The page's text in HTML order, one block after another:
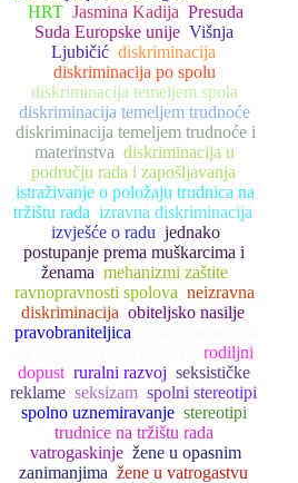
HRT Jasmina Kadija Presuda
Suda Europske unije Višnja
Ljubičić diskriminacija
diskriminacija po spolu
diskriminacija temeljem spola
diskriminacija temeljem trudnoće
diskriminacija temeljem trudnoće i
materinstva diskriminacija u
području rada i zapošljavanja
istraživanje o položaju trudnica na
tržištu rada izravna diskriminacija
izvješće o radu jednako
postupanje prema muškarcima i
ženama mehanizmi zaštite
ravnopravnosti spolova neizravna
diskriminacija obiteljsko nasilje
pravobraniteljica
rodiljni
dopust ruralni razvoj seksističke
reklame seksizam spolni stereotipi
spolno uznemiravanje stereotipi
trudnice na tržištu rada
vatrogaskinje žene u opasnim
zanimanjima žene u vatrogastvu